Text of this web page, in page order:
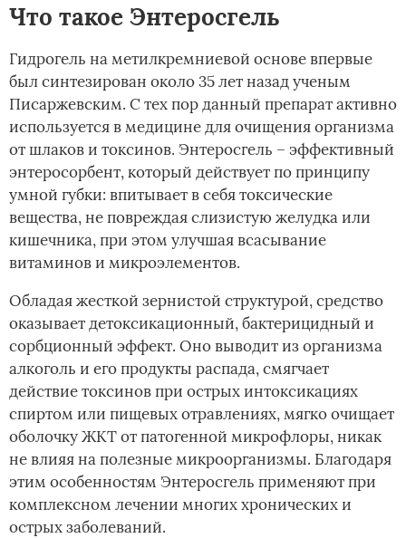
Что такое Энтеросгель
Гидрогель на метилкремниевой основе впервые
был синтезирован около 35 лет назад ученым
Писаржевским. С тех пор данный препарат активно
используется в медицине для очищения организма
от шлаков и токсинов. Энтеросгель – эффективный
энтеросорбент, который действует по принципу
умной губки: впитывает в себя токсические
вещества, не повреждая слизистую желудка или
кишечника, при этом улучшая всасывание
витаминов и микроэлементов.
Обладая жесткой зернистой структурой, средство
оказывает детоксикационный, бактерицидный и
сорбционный эффект. Оно выводит из организма
алкоголь и его продукты распада, смягчает
действие токсинов при острых интоксикациях
спиртом или пищевых отравлениях, мягко очищает
оболочку ЖКТ от патогенной микрофлоры, никак
не влияя на полезные микроорганизмы. Благодаря
этим особенностям Энтеросгель применяют при
комплексном лечении многих хронических и
острых заболеваний.